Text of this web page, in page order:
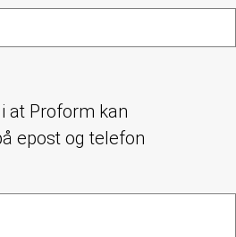
at Proform kan
epost og telefon